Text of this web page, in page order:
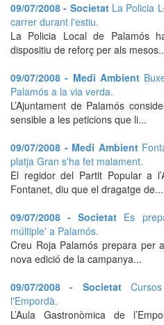
09/07/2008 - Societat La Policia
carrer durant l'estiu.
La Policia Local de Palamós
dispositiu de reforç per als
09/07/2008 - Medi Ambient
Palamós a la via verda.
L’Ajuntament de Palamós
sensible a les peticions que li...
09/07/2008 - Medi Ambient
platja Gran s'ha fet malament.
El regidor del Partit Popular a
Fontanet, diu que el dragatge de...
09/07/2008 - Societat Es
múltiple' a Palamós.
Creu Roja Palamós prepara per
nova edició de la campanya...
09/07/2008 - Societat
l'Empordà.
L’Aula Gastronòmica de